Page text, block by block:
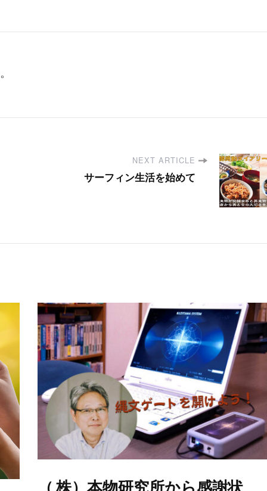
NEXT ARTICLE
サーフィン生活を始めて